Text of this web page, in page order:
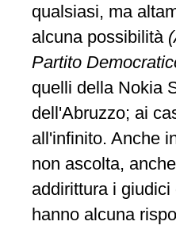
qualsiasi, ma
alcuna possibilità
Partito
quelli della Nokia
dell'Abruzzo; ai
all'infinito. Anche
non ascolta,
addirittura i
hanno alcuna